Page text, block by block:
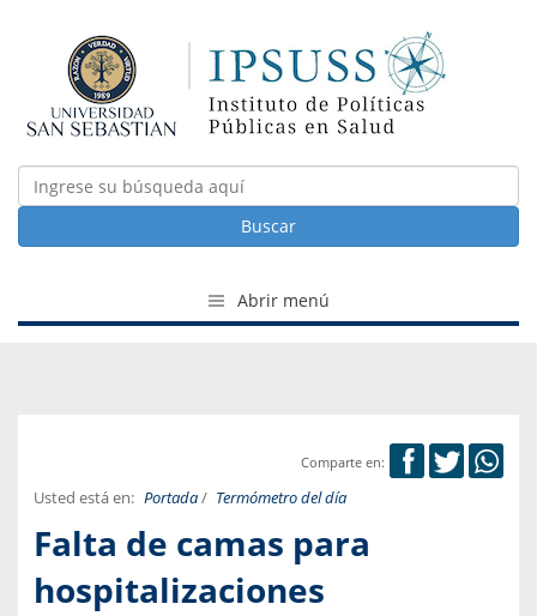
Buscar
Abrir menú
Comparte en:
Usted está en: Portada/ Termómetro del día
Falta de camas para
hospitalizaciones